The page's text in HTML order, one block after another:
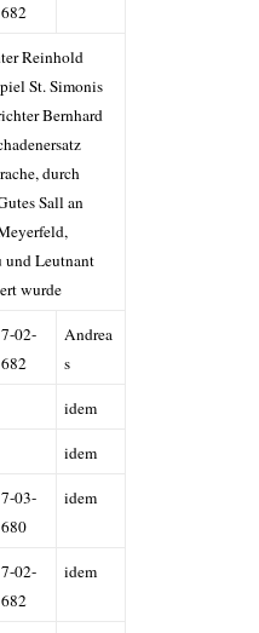
Reinhold
St. Simonis
Bernhard
durch
Sall an
und Leutnant
wurde
02-
Andrea
s
idem
idem
03-
idem
02-
idem